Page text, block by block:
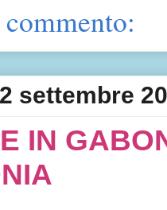
settembre
IN